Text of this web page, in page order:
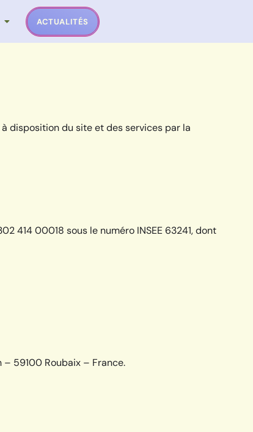
ACTUALITÉS
disposition du site et des services par la
414 00018 sous le numéro INSEE 63241, dont
– 59100 Roubaix – France.